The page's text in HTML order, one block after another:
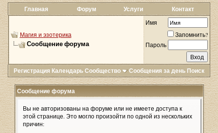
Главная Форум Услуги Контакт
Магия и эзотерика
Сообщение форума
Имя
Запомнить?
Пароль
Регистрация КалендарьСообщество Сообщения за день Поиск
Сообщение форума
Вы не авторизованы на форуме или не имеете доступа к
этой странице. Это могло произойти по одной из нескольких
причин: